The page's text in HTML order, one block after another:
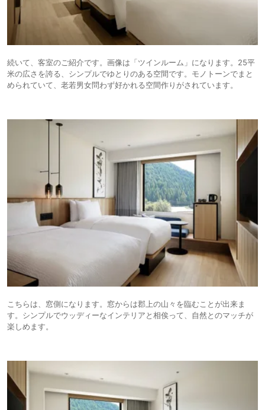
続いて、客室のご紹介です。画像は「ツインルーム」になります。25平
米の広さを誇る、シンプルでゆとりのある空間です。モノトーンでまと
められていて、老若男女問わず好かれる空間作りがされています。
こちらは、窓側になります。窓からは郡上の山々を臨むことが出来ま
す。シンプルでウッディーなインテリアと相俟って、自然とのマッチが
楽しめます。